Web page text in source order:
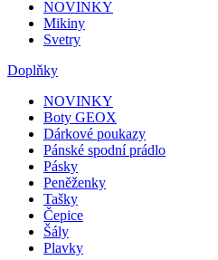
NOVINKY
Mikiny
Svetry
Doplňky
NOVINKY
Boty GEOX
Dárkové poukazy
Pánské spodní prádlo
Pásky
Peněženky
Tašky
Čepice
Šály
Plavky